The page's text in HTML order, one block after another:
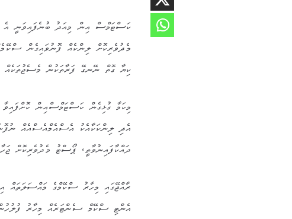
ކަސްޓަމްސް އިން މިއަދު ބުނެފައިވަނީ އެ
މެދުވެރިކޮށް ލިންކެއް ފޮނުވައިގެން
ކިޔާ ގޮތް ނޭނގޭ ފަރާތަކުން މެސެޖުތަކެއް
މިކަމާ ގުޅިގެން ކަސްޓަމްސްއިން
އެދި ލިންކަކާއެކު އެސްއެމްއެސްއެއް
ދައްކާފައިނުވާތީ، ޕޯސްޓު މެދުވެރިކޮށް
ރާއްޖޭގައި މިހާރު ސްކޭމްގެ މައްސަލަތައް
އެންޓި ސްކޭމް ސެންޓަރެއް މިހާރު